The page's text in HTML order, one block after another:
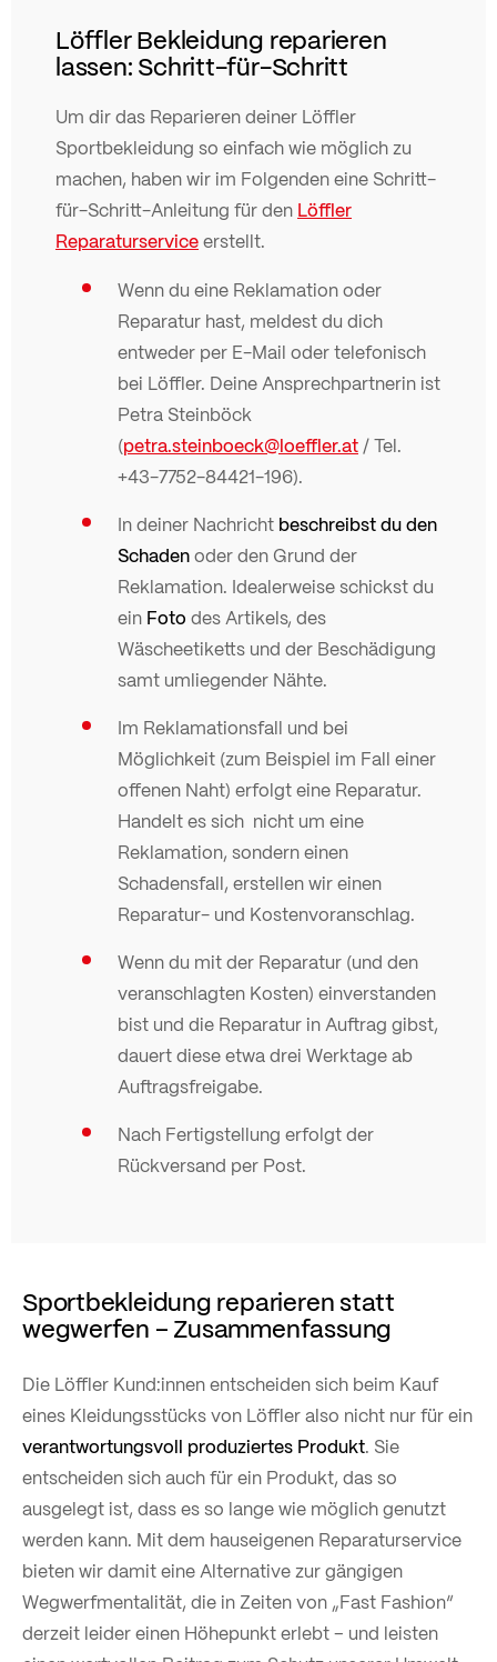
Löffler Bekleidung reparieren
lassen: Schritt-für-Schritt
Um dir das Reparieren deiner Löffler
Sportbekleidung so einfach wie möglich zu
machen, haben wir im Folgenden eine Schritt-
für-Schritt-Anleitung für den Löffler
Reparaturserviceerstellt.
Wenn du eine Reklamation oder
Reparatur hast, meldest du dich
entweder per E-Mail oder telefonisch
bei Löffler. Deine Ansprechpartnerin ist
Petra Steinböck
(petra.steinboeck@loeffler.at/ Tel.
+43-7752-84421-196).
In deiner Nachricht beschreibst du den
Schadenoder den Grund der
Reklamation. Idealerweise schickst du
ein Foto des Artikels, des
Wäscheetiketts und der Beschädigung
samt umliegender Nähte.
Im Reklamationsfall und bei
Möglichkeit (zum Beispiel im Fall einer
offenen Naht) erfolgt eine Reparatur.
Handelt es sich nicht um eine
Reklamation, sondern einen
Schadensfall, erstellen wir einen
Reparatur- und Kostenvoranschlag.
Wenn du mit der Reparatur (und den
veranschlagten Kosten) einverstanden
bist und die Reparatur in Auftrag gibst,
dauert diese etwa drei Werktage ab
Auftragsfreigabe.
Nach Fertigstellung erfolgt der
Rückversand per Post.
Sportbekleidung reparieren statt
wegwerfen – Zusammenfassung
Die Löffler Kund:innen entscheiden sich beim Kauf
eines Kleidungsstücks von Löffler also nicht nur für ein
verantwortungsvoll produziertes Produkt. Sie
entscheiden sich auch für ein Produkt, das so
ausgelegt ist, dass es so lange wie möglich genutzt
werden kann. Mit dem hauseigenen Reparaturservice
bieten wir damit eine Alternative zur gängigen
Wegwerfmentalität, die in Zeiten von „Fast Fashion“
derzeit leider einen Höhepunkt erlebt – und leisten